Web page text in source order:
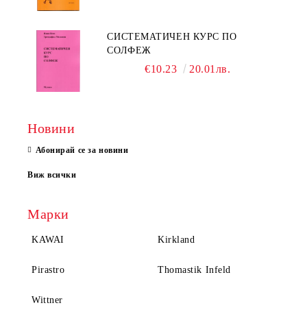
СИСТЕМАТИЧЕН КУРС ПО
СОЛФЕЖ
€10.23 20.01лв.
Новини
Абонирай се за новини
Виж всички
Марки
KAWAI Kirkland
Pirastro Thomastik Infeld
Wittner